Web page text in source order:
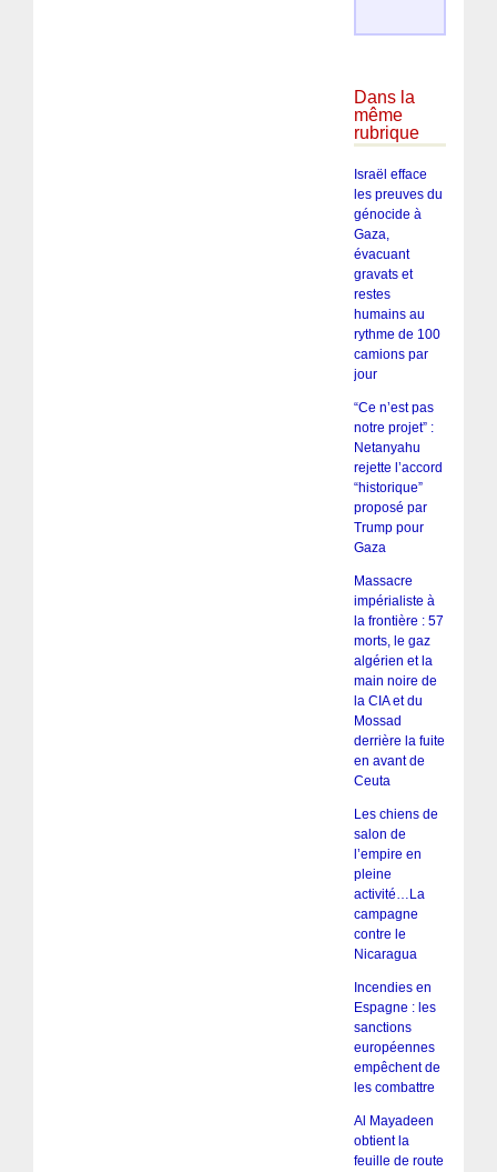
Dans la
même
rubrique
Israël efface
les preuves du
génocide à
Gaza,
évacuant
gravats et
restes
humains au
rythme de 100
camions par
jour
“Ce n’est pas
notre projet” :
Netanyahu
rejette l’accord
“historique”
proposé par
Trump pour
Gaza
Massacre
impérialiste à
la frontière : 57
morts, le gaz
algérien et la
main noire de
la CIA et du
Mossad
derrière la fuite
en avant de
Ceuta
Les chiens de
salon de
l’empire en
pleine
activité…La
campagne
contre le
Nicaragua
Incendies en
Espagne : les
sanctions
européennes
empêchent de
les combattre
Al Mayadeen
obtient la
feuille de route